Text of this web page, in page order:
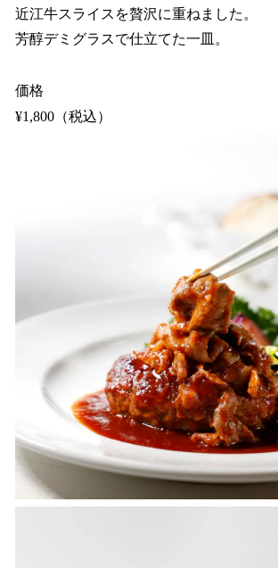
近江牛スライスを贅沢に重ねました。
芳醇デミグラスで仕立てた一皿。
価格
¥1,800（税込）